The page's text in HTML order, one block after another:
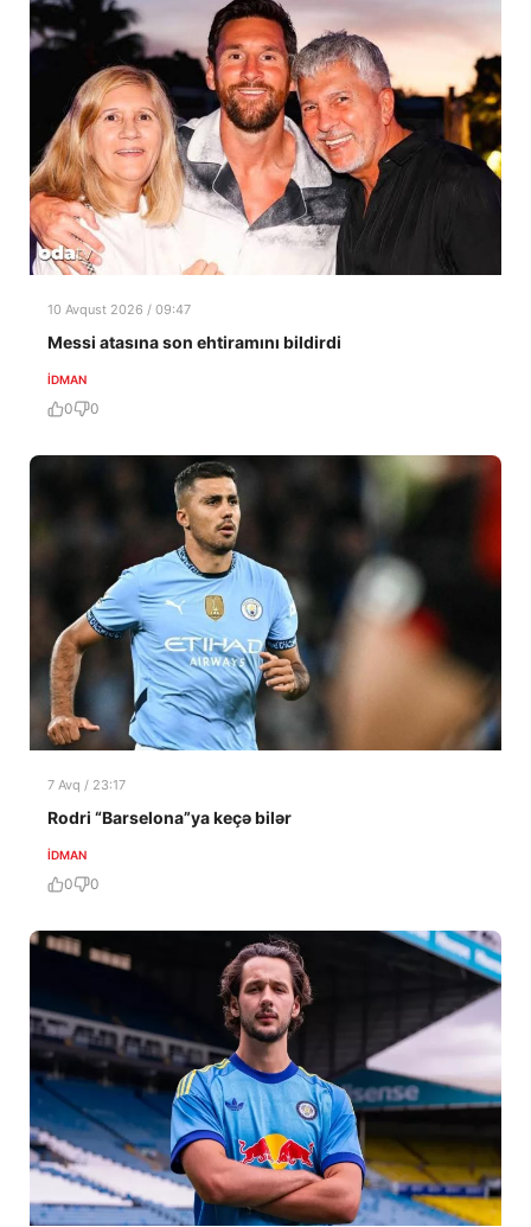
10 Avqust 2026 / 09:47
Messi atasına son ehtiramını bildirdi
İDMAN
0 0
7 Avq / 23:17
Rodri “Barselona”ya keçə bilər
İDMAN
0 0